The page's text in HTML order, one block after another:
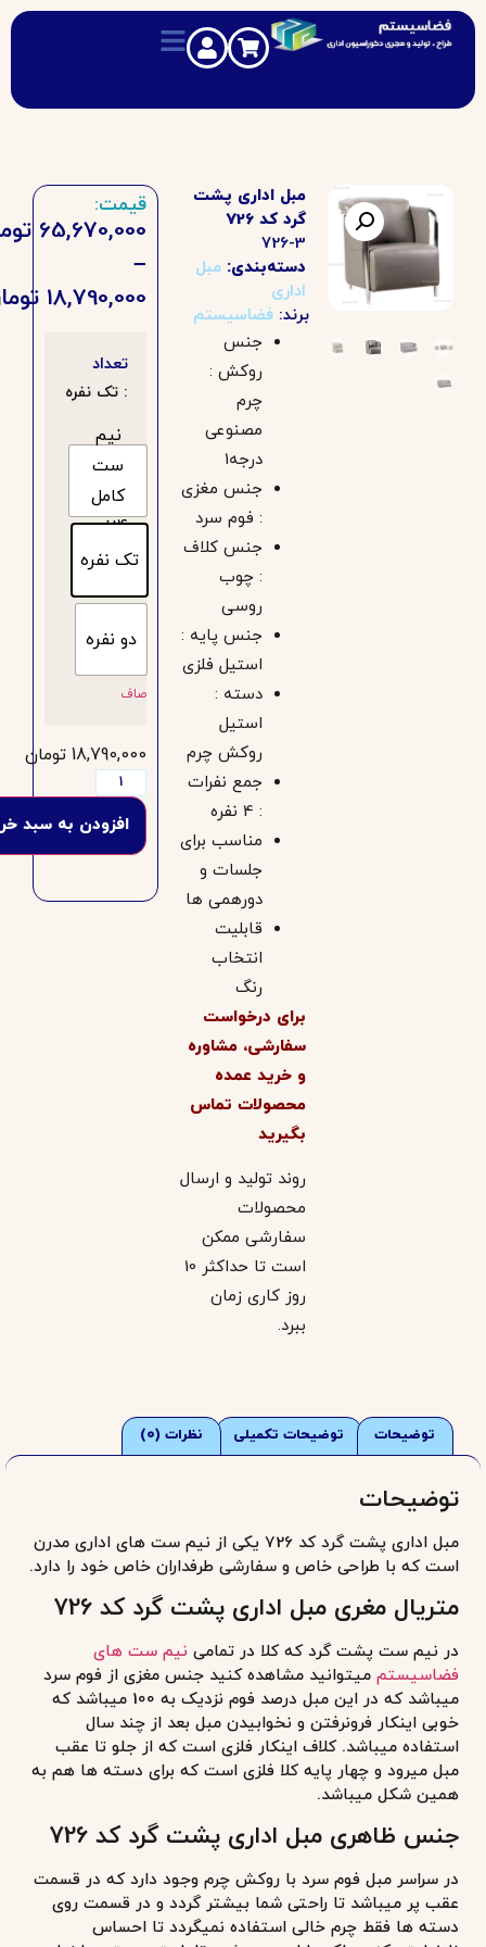
مبل اداری پشت
گرد کد 726
726-3
دسته‌بندی:مبل
برند:فضاسیستم
جنس
روکش :
مصنوعی
جنس مغزی
: فوم سرد
جنس کلاف
: چوب
روسی
جنس پایه :
استیل فلزی
دسته :
استیل
روکش چرم
جمع نفرات
مناسب برای
جلسات و
دورهمی ها
قابلیت
انتخاب
برای درخواست
سفارشی، مشاوره
و خرید عمده
محصولات تماس
بگیرید
روند تولید و ارسال
محصولات
سفارشی ممکن
است تا حداکثر 10
روز کاری زمان
قیمت:
65,670,000 تومان
18,790,000 تومان
تعداد
: تک نفره
کامل
تک نفره
دو نفره
18,790,000 تومان
افزودن به سبد خرید
توضیحات توضیحات تکمیلی نظرات (0)
مبل اداری پشت گرد کد 726 یکی از نیم ست های اداری مدرن
که با طراحی خاص و سفارشی طرفداران خاص خود را دارد.
مغری مبل اداری پشت گرد کد 726
نیم ست پشت گرد که کلا در تمامینیم ست های
میتوانید مشاهده کنید جنس مغزی از فوم سرد
میباشد که در این مبل درصد فوم نزدیک به 100 میباشد که
اینکار فرونرفتن و نخوابیدن مبل بعد از چند سال
میباشد. کلاف اینکار فلزی است که از جلو تا عقب
میرود و چهار پایه کلا فلزی است که برای دسته ها هم به
شکل میباشد.
ظاهری مبل اداری پشت گرد کد 726
سراسر مبل فوم سرد با روکش چرم وجود دارد که در قسمت
پر میباشد تا راحتی شما بیشتر گردد و در قسمت روی
ها فقط چرم خالی استفاده نمیگردد تا احساس